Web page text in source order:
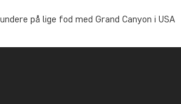
på lige fod med Grand Canyon i USA